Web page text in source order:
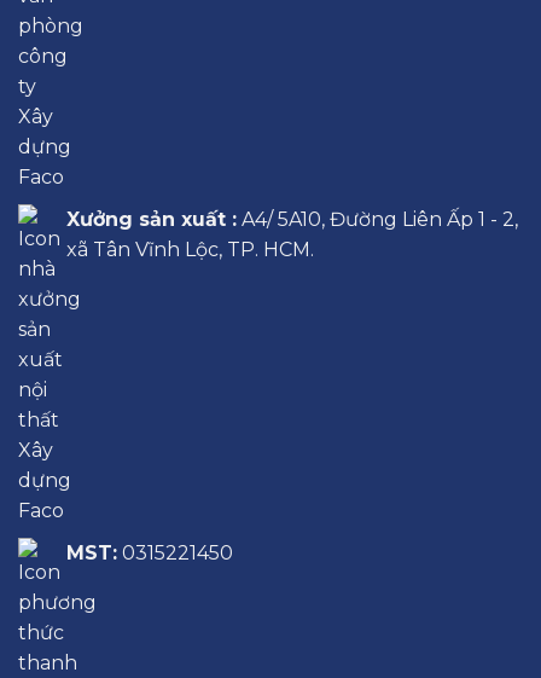
Xưởng sản xuất : A4/ 5A10, Đường Liên Ấp 1 - 2,
xã Tân Vĩnh Lộc, TP. HCM.
MST: 0315221450